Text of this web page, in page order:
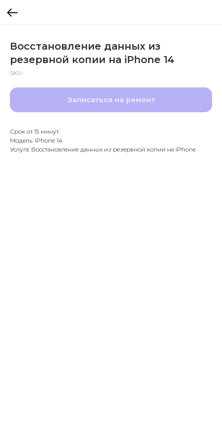
Восстановление данных из
резервной копии на iPhone 14
SKU:
Записаться на ремонт
Срок от 15 минут.
Модель: iPhone 14
Услуга: Восстановление данных из резервной копии на iPhone